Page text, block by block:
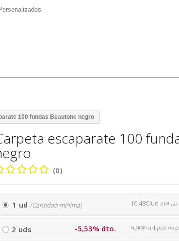
100 fundas Beautone negro
escaparate 100
(0)
1 ud (Cantidad mínima) 10,48€/ud (IVA no
2 uds -5,53% dto. 9,90€/ud (IVA no